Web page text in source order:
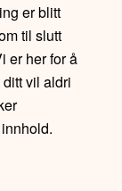
er blitt
til slutt
er her for å
vil aldri